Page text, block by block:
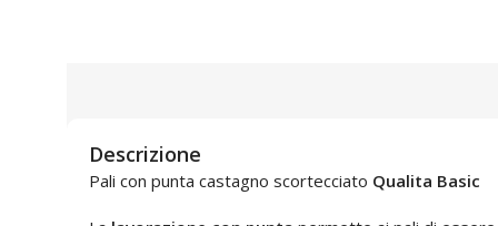
Descrizione
Pali con punta castagno scortecciato Qualita Basic